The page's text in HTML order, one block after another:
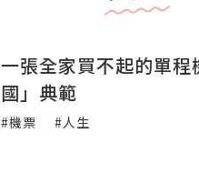
一張全家買不起的單
國」典範
#機票 #人生